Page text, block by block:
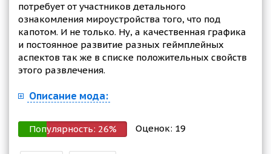
потребует от участников детального
ознакомления мироустройства того, что под
капотом. И не только. Ну, а качественная графика
и постоянное развитие разных геймплейных
аспектов так же в списке положительных свойств
этого развлечения.
Описание мода:
Популярность: 26% Оценок: 19